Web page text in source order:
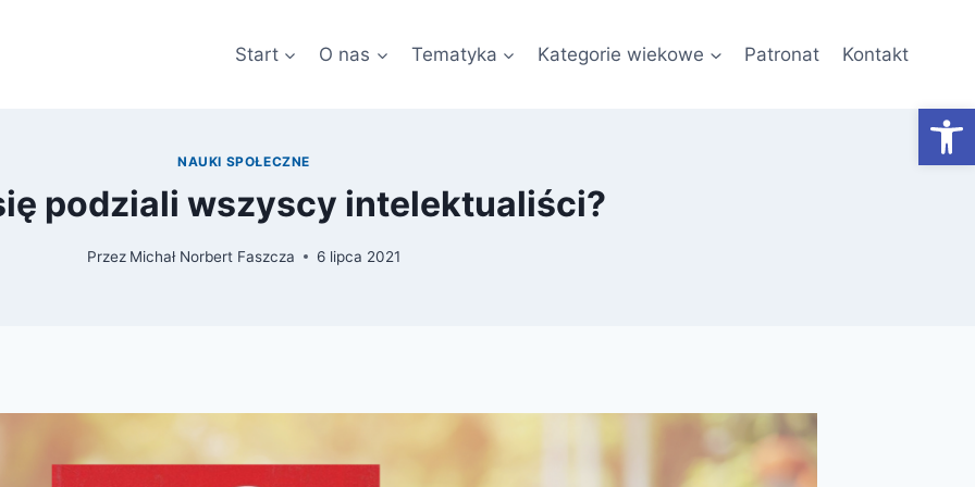
Start O nas Tematyka Kategorie wiekowe Patronat Kontakt
NAUKI SPOŁECZNE
podziali wszyscy intelektualiści?
Przez Michał Norbert Faszcza 6 lipca 2021